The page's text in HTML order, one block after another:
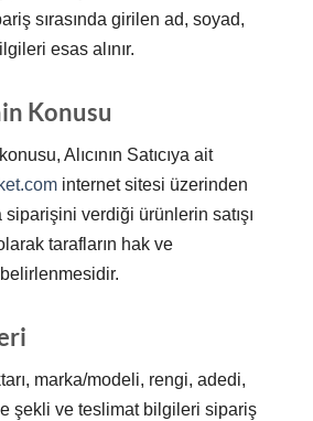
sırasında girilen ad, soyad,
esas alınır.
Konusu
Alıcının Satıcıya ait
internet sitesi üzerinden
verdiği ürünlerin satışı
tarafların hak ve
marka/modeli, rengi, adedi,
şekli ve teslimat bilgileri sipariş